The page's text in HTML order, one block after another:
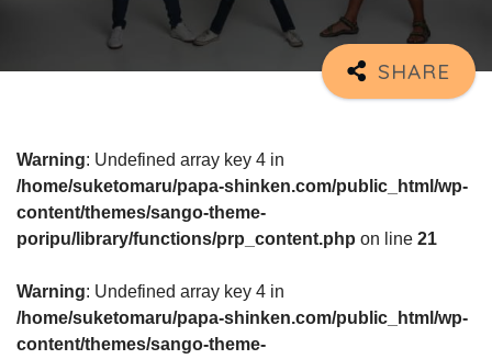
Warning: Undefined array key 4 in
/home/suketomaru/papa-shinken.com/public_html/wp-
content/themes/sango-theme-
poripu/library/functions/prp_content.php on line 21
Warning: Undefined array key 4 in
/home/suketomaru/papa-shinken.com/public_html/wp-
content/themes/sango-theme-